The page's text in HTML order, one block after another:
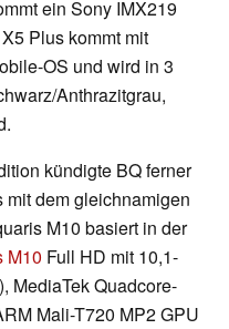
ein Sony IMX219
Plus kommt mit
OS und wird in 3
Anthrazitgrau,
kündigte BQ ferner
mit dem gleichnamigen
M10 basiert in der
M10 Full HD mit 10,1-
MediaTek Quadcore-
Mali-T720 MP2 GPU